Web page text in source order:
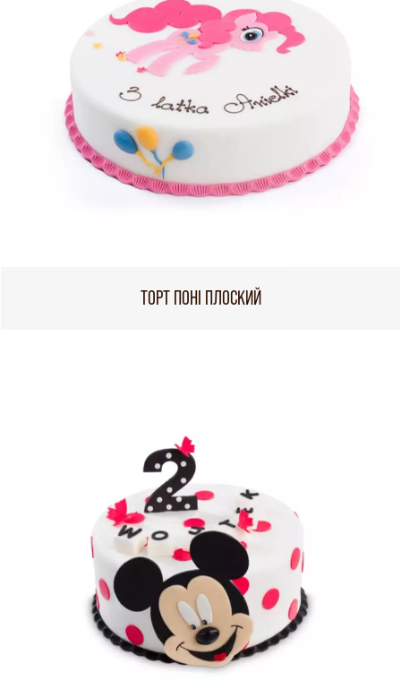
ТОРТ ПОНІ ПЛОСКИЙ